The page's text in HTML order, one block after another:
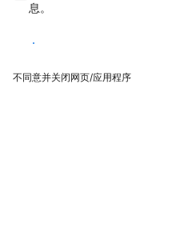
息。
同意
不同意并关闭网页/应用程序